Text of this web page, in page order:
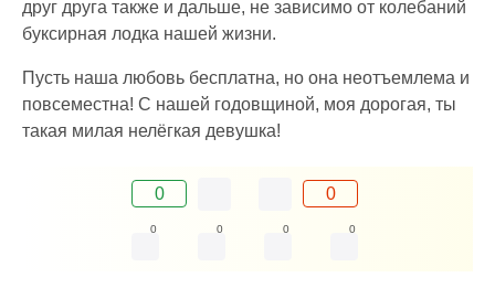
друг друга также и дальше, не зависимо от колебаний
буксирная лодка нашей жизни.
Пусть наша любовь бесплатна, но она неотъемлема и
повсеместна! С нашей годовщиной, моя дорогая, ты
такая милая нелёгкая девушка!
0 0
0 0 0 0